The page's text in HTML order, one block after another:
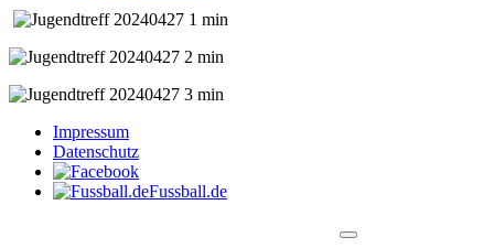
Impressum
Datenschutz
Fussball.de